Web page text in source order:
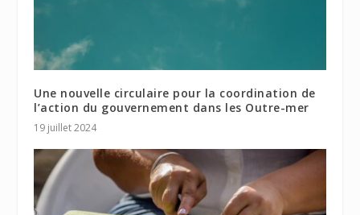
Une nouvelle circulaire pour la coordination de
l’action du gouvernement dans les Outre-mer
19 juillet 2024